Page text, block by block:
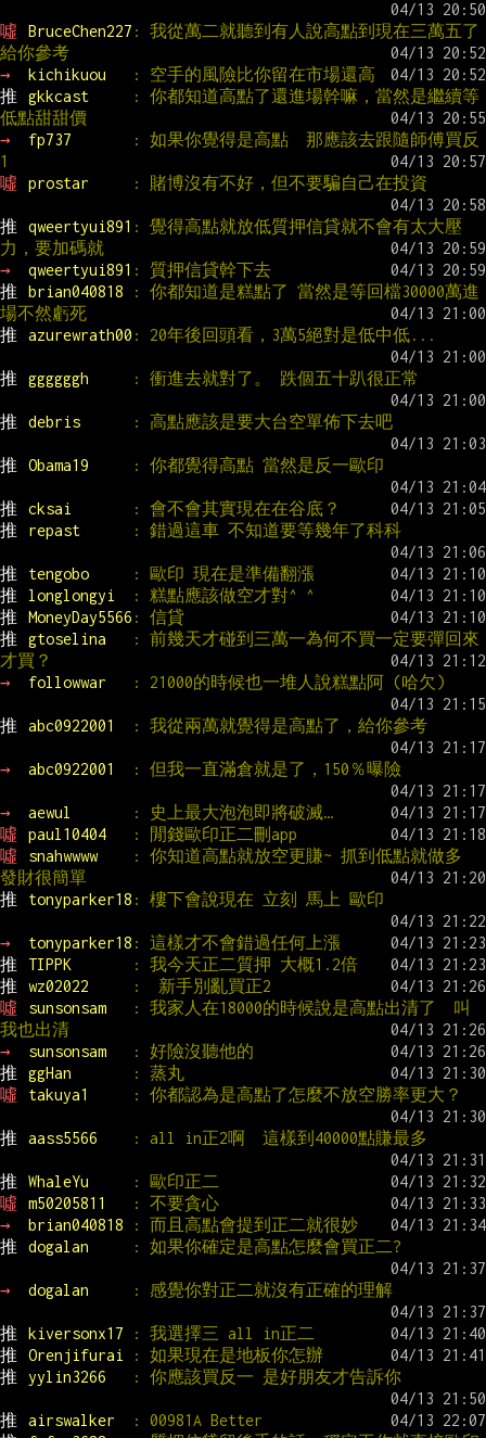
噓 BruceChen227 : 我從萬二就聽到有人說高點到現在三萬五了
給你參考
→
kichikuou
: 空手的風險比你留在市場還高
推
gkkcast
: 你都知道高點了還進場幹嘛，當然是繼續等
低點甜甜價
→
fp737
: 如果你覺得是高點  那應該去跟隨師傅買反
1
噓
prostar : 賭博沒有不好，但不要騙自己在投資
推 qweertyui891 : 覺得高點就放低質押信貸就不會有太大壓
力，要加碼就
→
qweertyui891 : 質押信貸幹下去
推
brian040818
: 你都知道是糕點了 當然是等回檔30000萬進
場不然虧死
推
azurewrath00 : 20年後回頭看，3萬5絕對是低中低...
推 ggggggh : 衝進去就對了。 跌個五十趴很正常
推 debris : 高點應該是要大台空單佈下去吧
推 Obama19 : 你都覺得高點 當然是反一歐印
推 cksai
: 會不會其實現在在谷底？
推
repast : 錯過這車 不知道要等幾年了科科
推 tengobo
: 歐印 現在是準備翻漲
推
longlongyi
: 糕點應該做空才對^ ^
推
MoneyDay5566 : 信貸
推
gtoselina
: 前幾天才碰到三萬一為何不買一定要彈回來
才買？
→
followwar : 21000的時候也一堆人說糕點阿 (哈欠)
推 abc0922001 : 我從兩萬就覺得是高點了，給你參考
→ abc0922001 : 但我一直滿倉就是了，150％曝險
→ aewul
: 史上最大泡泡即將破滅…
噓
paul10404
: 閒錢歐印正二刪app
噓
snahwwww
: 你知道高點就放空更賺~ 抓到低點就做多
發財很簡單
推
tonyparker18 : 樓下會說現在 立刻 馬上 歐印
→ tonyparker18 : 這樣才不會錯過任何上漲
推
TIPPK
: 我今天正二質押 大概1.2倍
推
wz02022
:  新手別亂買正2
噓
sunsonsam
: 我家人在18000的時候說是高點出清了  叫
我也出清
→
sunsonsam
: 好險沒聽他的
推
ggHan
: 蒸丸
噓
takuya1 : 你都認為是高點了怎麼不放空勝率更大？
推 aass5566 : all in正2啊  這樣到40000點賺最多
推 WhaleYu
: 歐印正二
噓
m50205811
: 不要貪心
→
brian040818
: 而且高點會提到正二就很妙
推
dogalan : 如果你確定是高點怎麼會買正二?
→ dogalan : 感覺你對正二就沒有正確的理解
推 kiversonx17
: 我選擇三 all in正二
推
Orenjifurai
: 如果現在是地板你怎辦
推
yylin3266 : 你應該買反一 是好朋友才告訴你
推 airswalker
: 00981A Better